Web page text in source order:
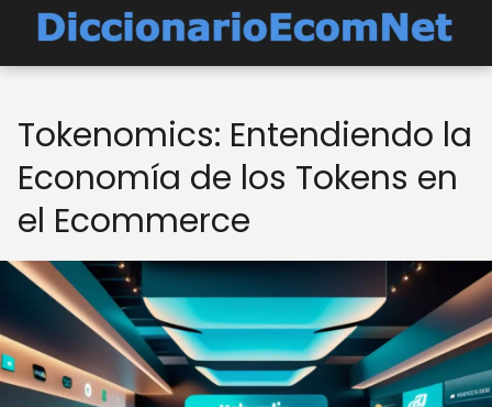
Tokenomics: Entendiendo la
Economía de los Tokens en
el Ecommerce